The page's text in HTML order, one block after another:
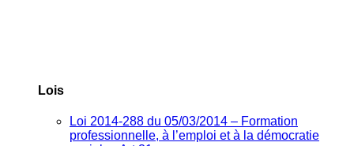
Lois
Loi 2014-288 du 05/03/2014 – Formation
professionnelle, à l’emploi et à la démocratie